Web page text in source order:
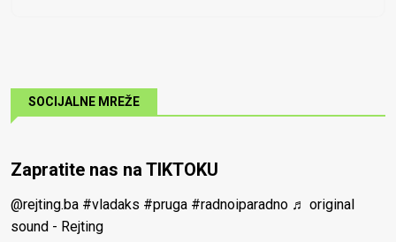
SOCIJALNE MREŽE
Zapratite nas na TIKTOKU
@rejting.ba #vladaks #pruga #radnoiparadno ♬ original
sound - Rejting